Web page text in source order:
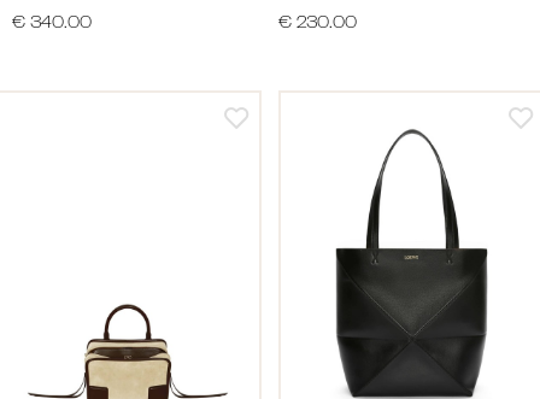
€ 340.00 € 230.00